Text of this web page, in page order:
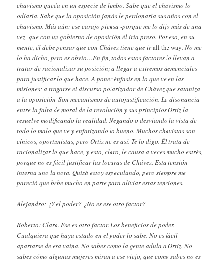
chavismo queda en un especie de limbo. Sabe que el chavismo lo
odiaría. Sabe que la oposición jamás le perdonaría sus años con el
chavismo. Más aún: ese carajo piensa -porque me lo dijo más de una
vez- que con un gobierno de oposición él iría preso. Por eso, en su
mente, él debe pensar que con Chávez tiene que irall the way. No me
lo ha dicho, pero es obvio…En fin, todos estos factores lo llevan a
tratar de racionalizar su posición; a llegar a extremos demenciales
para justificar lo que hace. A poner énfasis en lo que ve en las
misiones; a tragarse el discurso polarizador de Chávez que sataniza
a la oposición. Son mecanismos de autojustificación. La disonancia
entre la falta de moral de la revolución y sus principios Ortiz la
resuelve modificando la realidad. Negando o desviando la vista de
todo lo malo que ve y enfatizando lo bueno. Muchos chavistas son
cínicos, oportunistas, pero Ortiz no es así. Te lo digo. Él trata de
racionalizar lo que hace, y esto, claro, le causa a veces mucho estrés,
porque no es fácil justificar las locuras de Chávez. Esta tensión
interna uno la nota. Quizá estoy especulando, pero siempre me
pareció que bebe mucho en parte para aliviar estas tensiones.
Alejandro: ¿Y el poder? ¿No es ese otro factor?
Roberto: Claro. Ese es otro factor. Los beneficios de poder.
Cualquiera que haya estado en el poder lo sabe. No es fácil
apartarse de esa vaina. No sabes como la gente adula a Ortiz. No
sabes cómo algunas mujeres miran a ese viejo, que como sabes no es